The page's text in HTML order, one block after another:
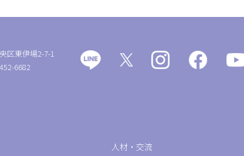
区東伊場2-7-1
6682
人材・交流